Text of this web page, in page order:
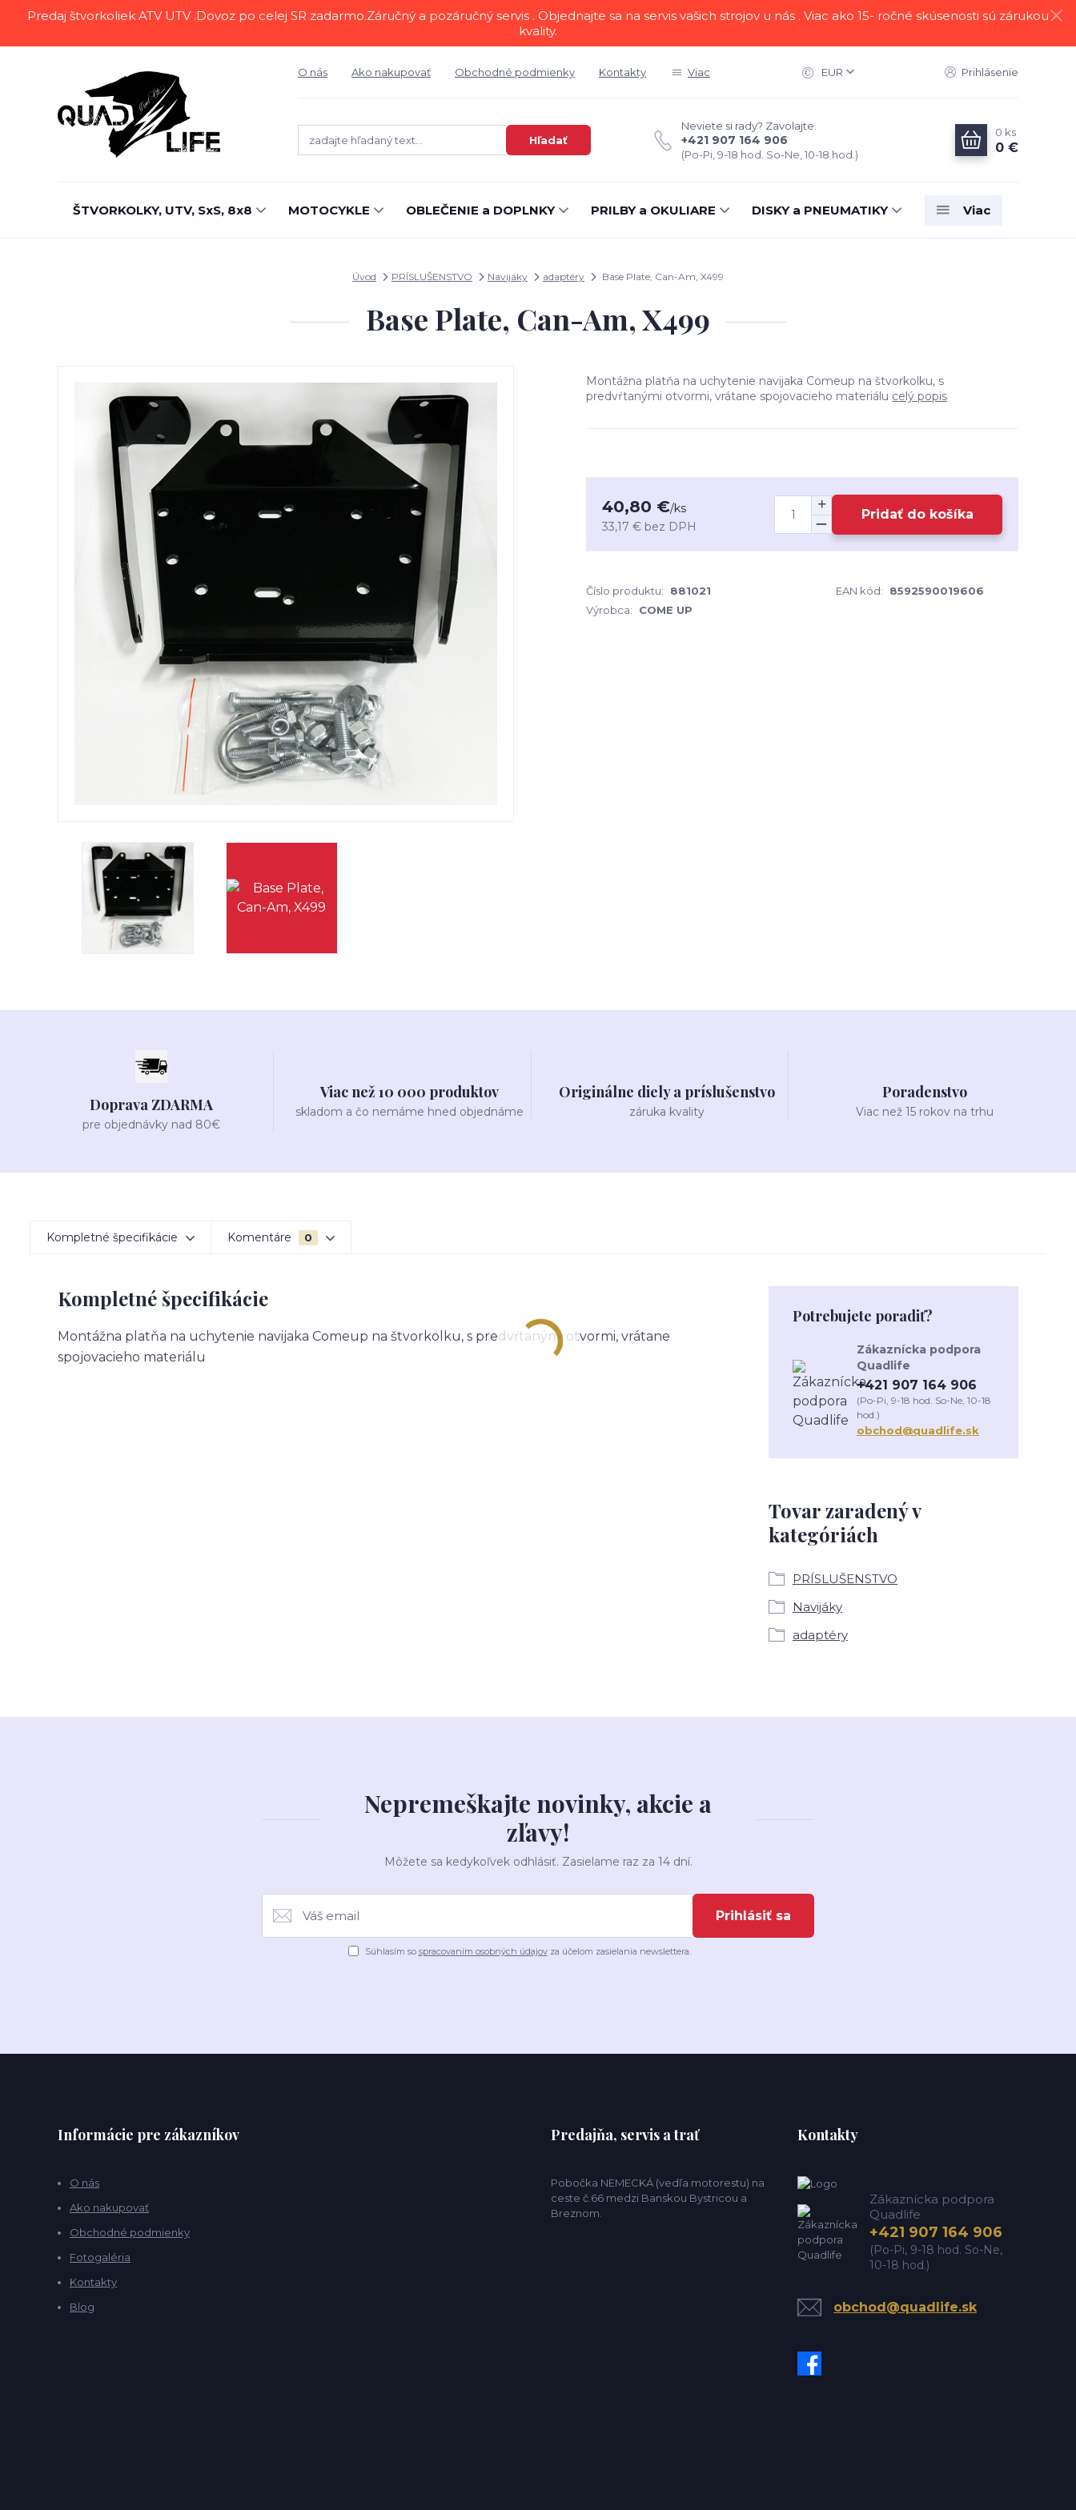
Predaj štvorkoliek ATV UTV .Dovoz po celej SR zadarmo.Záručný a pozáručný servis . Objednajte sa na servis vašich strojov u nás . Viac ako 15- ročné skúsenosti sú zárukou
kvality.
O nás Ako nakupovať Obchodné podmienky Kontakty Viac EUR Prihlásenie
Hľadať
Neviete si rady? Zavolajte.
+421 907 164 906
(Po-Pi, 9-18 hod. So-Ne, 10-18 hod.)
0 ks
0 €
ŠTVORKOLKY, UTV, SxS, 8x8 MOTOCYKLE OBLEČENIE a DOPLNKY PRILBY a OKULIARE DISKY a PNEUMATIKY Viac
Úvod PRÍSLUŠENSTVO Navijáky adaptéry Base Plate, Can-Am, X499
Base Plate, Can-Am, X499
Montážna platňa na uchytenie navijaka Comeup na štvorkolku, s
predvŕtanými otvormi, vrátane spojovacieho materiálu celý popis
40,80 €/ks
33,17 € bez DPH
Pridať do košíka
Číslo produktu: 881021 EAN kód:
8592590019606
Výrobca:
COME UP
Doprava ZDARMA
pre objednávky nad 80€
Viac než 10 000 produktov
skladom a čo nemáme hned objednáme
Originálne diely a príslušenstvo
záruka kvality
Poradenstvo
Viac než 15 rokov na trhu
Kompletné špecifikácie Komentáre 0
Kompletné špecifikácie
Montážna platňa na uchytenie navijaka Comeup na štvorkolku, s predvŕtanými otvormi, vrátane
spojovacieho materiálu
Tovar zaradený v
kategóriách
PRÍSLUŠENSTVO
Navijáky
adaptéry
Potrebujete poradiť?
Zákaznícka podpora
Quadlife
+421 907 164 906
(Po-Pi, 9-18 hod. So-Ne, 10-18
hod.)
obchod@quadlife.sk
Nepremeškajte novinky, akcie a
zľavy!
Môžete sa kedykoľvek odhlásiť. Zasielame raz za 14 dní.
Prihlásiť sa
Súhlasím so spracovaním osobných údajovza účelom zasielania newslettera.
Informácie pre zákazníkov
O nás
Ako nakupovať
Obchodné podmienky
Fotogaléria
Kontakty
Blog
Predajňa, servis a trať
Pobočka NEMECKÁ (vedľa motorestu) na
ceste č.66 medzi Banskou Bystricou a
Breznom.
Kontakty
Zákaznícka podpora
Quadlife
+421 907 164 906
(Po-Pi, 9-18 hod. So-Ne,
10-18 hod.)
obchod@quadlife.sk